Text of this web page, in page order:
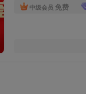
中级会员 免费